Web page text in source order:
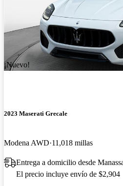
¡Nuevo!
2023 Maserati Grecale
Modena AWD 11,018 millas
Entrega a domicilio desde
El precio incluye envío de $2,904